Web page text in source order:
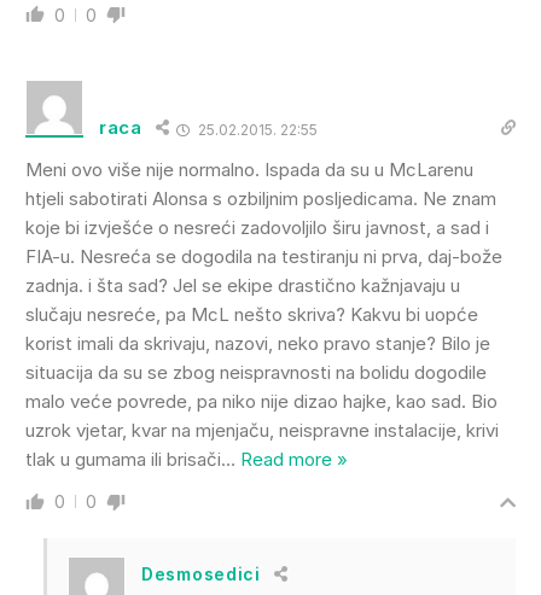
0 0
raca 25.02.2015. 22:55
Meni ovo više nije normalno. Ispada da su u McLarenu
htjeli sabotirati Alonsa s ozbiljnim posljedicama. Ne znam
koje bi izvješće o nesreći zadovoljilo širu javnost, a sad i
FIA-u. Nesreća se dogodila na testiranju ni prva, daj-bože
zadnja. i šta sad? Jel se ekipe drastično kažnjavaju u
slučaju nesreće, pa McL nešto skriva? Kakvu bi uopće
korist imali da skrivaju, nazovi, neko pravo stanje? Bilo je
situacija da su se zbog neispravnosti na bolidu dogodile
malo veće povrede, pa niko nije dizao hajke, kao sad. Bio
uzrok vjetar, kvar na mjenjaču, neispravne instalacije, krivi
tlak u gumama ili brisači… Read more »
0 0
Desmosedici